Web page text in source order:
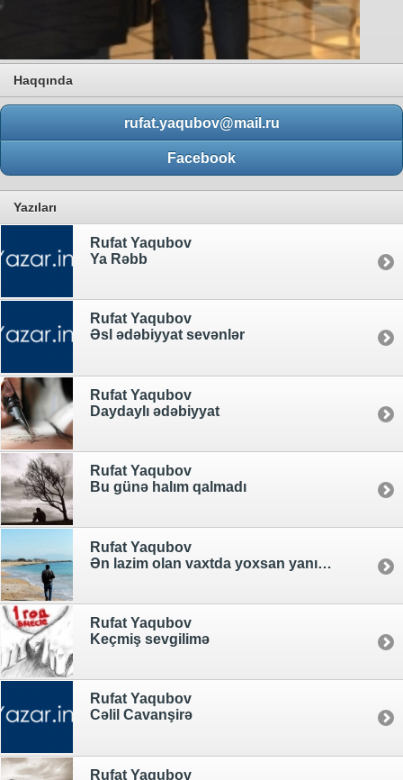
Haqqında
rufat.yaqubov@mail.ru
Facebook
Yazıları
Rufat Yaqubov
Ya Rəbb
Rufat Yaqubov
Əsl ədəbiyyat sevənlər
Rufat Yaqubov
Daydaylı ədəbiyyat
Rufat Yaqubov
Bu günə halım qalmadı
Rufat Yaqubov
Ən lazim olan vaxtda yoxsan yanımda
Rufat Yaqubov
Keçmiş sevgilimə
Rufat Yaqubov
Cəlil Cavanşirə
Rufat Yaqubov